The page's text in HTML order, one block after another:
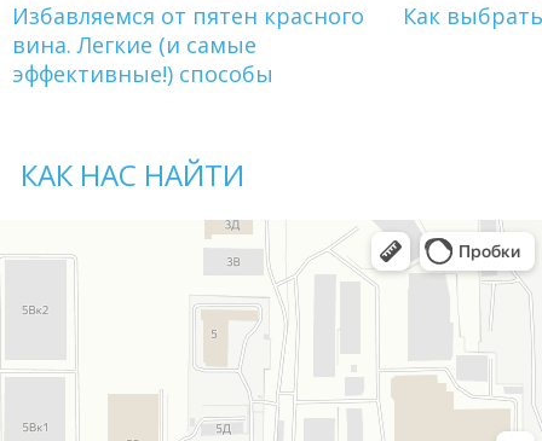
Избавляемся от пятен красного
вина. Легкие (и самые
эффективные!) способы
Как
КАК НАС НАЙТИ